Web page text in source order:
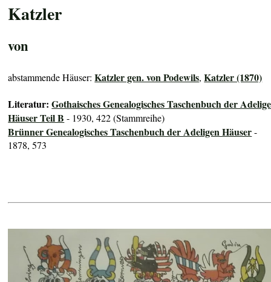
Katzler
von
abstammende Häuser:Katzler gen. von Podewils,Katzler (1870)
Literatur:Gothaisches Genealogisches Taschenbuch der
Häuser Teil B - 1930, 422 (Stammreihe)
Brünner Genealogisches Taschenbuch der Adeligen Häuser-
1878, 573